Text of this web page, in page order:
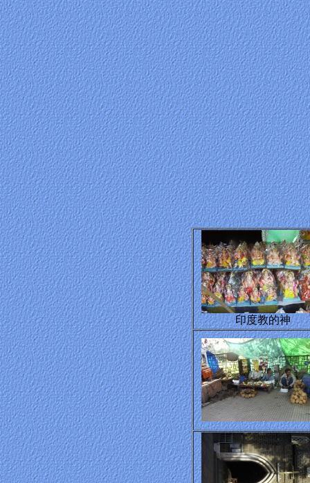
印度教的神